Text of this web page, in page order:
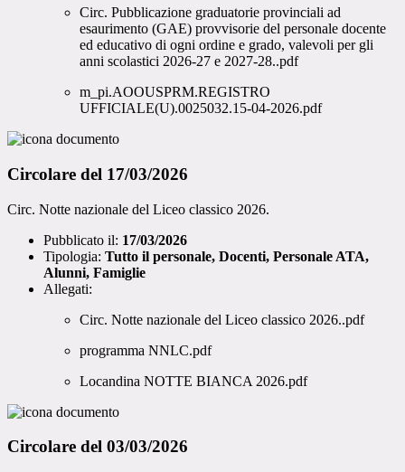
Circ. Pubblicazione graduatorie provinciali ad
esaurimento (GAE) provvisorie del personale docente
ed educativo di ogni ordine e grado, valevoli per gli
anni scolastici 2026-27 e 2027-28..pdf
m_pi.AOOUSPRM.REGISTRO
UFFICIALE(U).0025032.15-04-2026.pdf
Circolare del 17/03/2026
Circ. Notte nazionale del Liceo classico 2026.
Pubblicato il: 17/03/2026
Tipologia: Tutto il personale, Docenti, Personale ATA,
Alunni, Famiglie
Allegati:
Circ. Notte nazionale del Liceo classico 2026..pdf
programma NNLC.pdf
Locandina NOTTE BIANCA 2026.pdf
Circolare del 03/03/2026